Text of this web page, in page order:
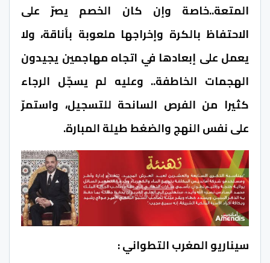
المتعة..خاصة وإن كان الخصم يصرّ على
الاحتفاظ بالكرة وإخراجها ملعوبة بأناقة، ولا
يعمل على إبعادها في اتجاه مهاجمين يجيدون
الهجمات الخاطفة.. وعليه لم يسجّل الرجاء
كثيرا من الفرص السانحة للتسجيل، واستمرّ
على نفس النهج والضغط طيلة المبارة.
سيناريو المغرب التطواني :